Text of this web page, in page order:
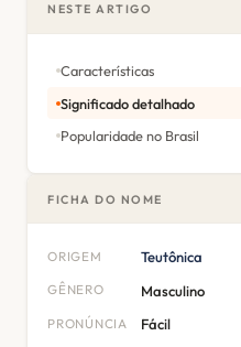
NESTE ARTIGO
Características
Significado detalhado
Popularidade no Brasil
FICHA DO NOME
ORIGEM Teutônica
GÊNERO Masculino
PRONÚNCIA Fácil